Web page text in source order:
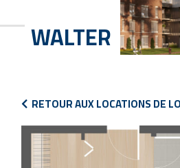
WALTER
RETOUR AUX LOCATIONS DE